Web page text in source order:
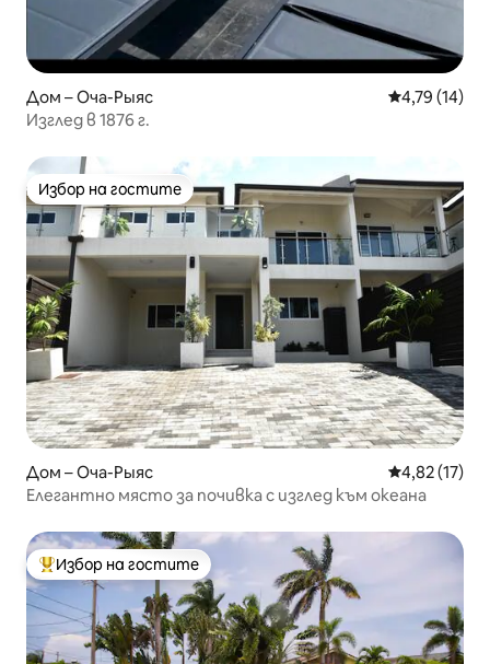
Дом – Оча-Рыяс Средна
4,79 (14)
Изглед в 1876 г.
Избор на гостите
Избор на гостите
Дом – Оча-Рыяс Средна
4,82 (17)
Елегантно място за почивка с изглед към океана
Най-популярен избор на гостите
Избор на гостите